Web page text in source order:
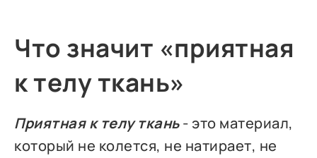
Что значит «приятная
к телу ткань»
Приятная к телу ткань- это материал,
который не колется, не натирает, не